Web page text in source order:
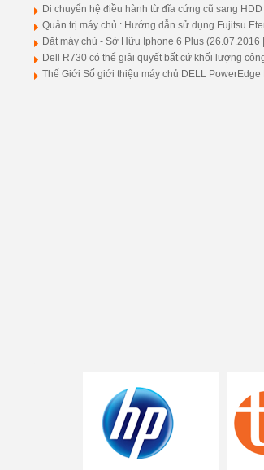
Di chuyển hệ điều hành từ đĩa cứng cũ sang
Quản trị máy chủ : Hướng dẫn sử dụng Fujitsu
Đặt máy chủ - Sở Hữu Iphone 6 Plus (26.07.2016
Dell R730 có thể giải quyết bất cứ khối lượng
Thế Giới Số giới thiệu máy chủ DELL PowerEdge